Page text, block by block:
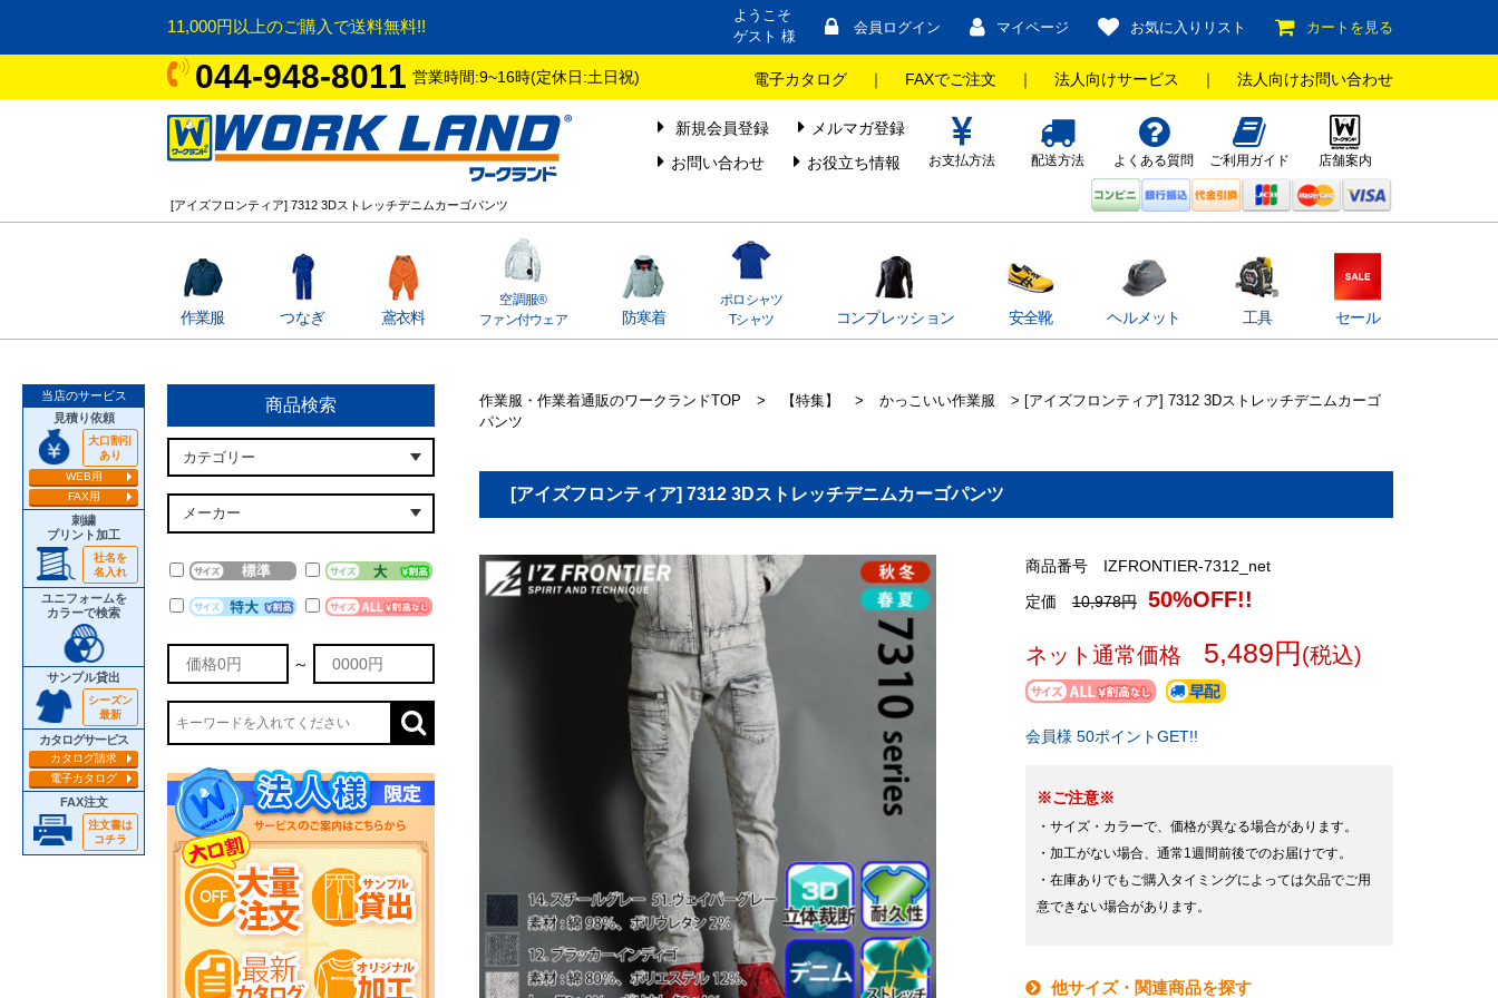
11,000円以上のご購入で送料無料!!
ようこそ
ゲスト 様
会員ログイン マイページ お気に入りリスト カートを見る
044-948-8011 営業時間:9~16時(定休日:土日祝) 電子カタログ ｜ FAXでご注文 ｜ 法人向けサービス ｜ 法人向けお問い合わせ
新規会員登録
メルマガ登録
お問い合わせ
お役立ち情報 お支払方法 配送方法 よくある質問 ご利用ガイド 店舗案内
[アイズフロンティア] 7312 3Dストレッチデニムカーゴパンツ
作業服 つなぎ 鳶衣料
空調服®
ファン付ウェア
防寒着
ポロシャツ
Tシャツ
コンプレッション 安全靴 ヘルメット 工具 セール
当店のサービス
見積り依頼
大口割引
あり
WEB用
FAX用
刺繍
プリント加工
社名を
名入れ
ユニフォームを
カラーで検索
サンプル貸出
シーズン
最新
カタログサービス
カタログ請求
電子カタログ
FAX注文
注文書は
コチラ
商品検索
～
作業服・作業着通販のワークランドTOP > 【特集】 > かっこいい作業服
> [アイズフロンティア] 7312 3Dストレッチデニムカーゴ
パンツ
[アイズフロンティア] 7312 3Dストレッチデニムカーゴパンツ
商品番号 IZFRONTIER-7312_net
定価 10,978円 50%OFF!!
ネット通常価格 5,489円 (税込)
会員様 50ポイントGET!!
※ご注意※
・サイズ・カラーで、価格が異なる場合があります。
・加工がない場合、通常1週間前後でのお届けです。
・在庫ありでもご購入タイミングによっては欠品でご用
意できない場合があります。
他サイズ・関連商品を探す